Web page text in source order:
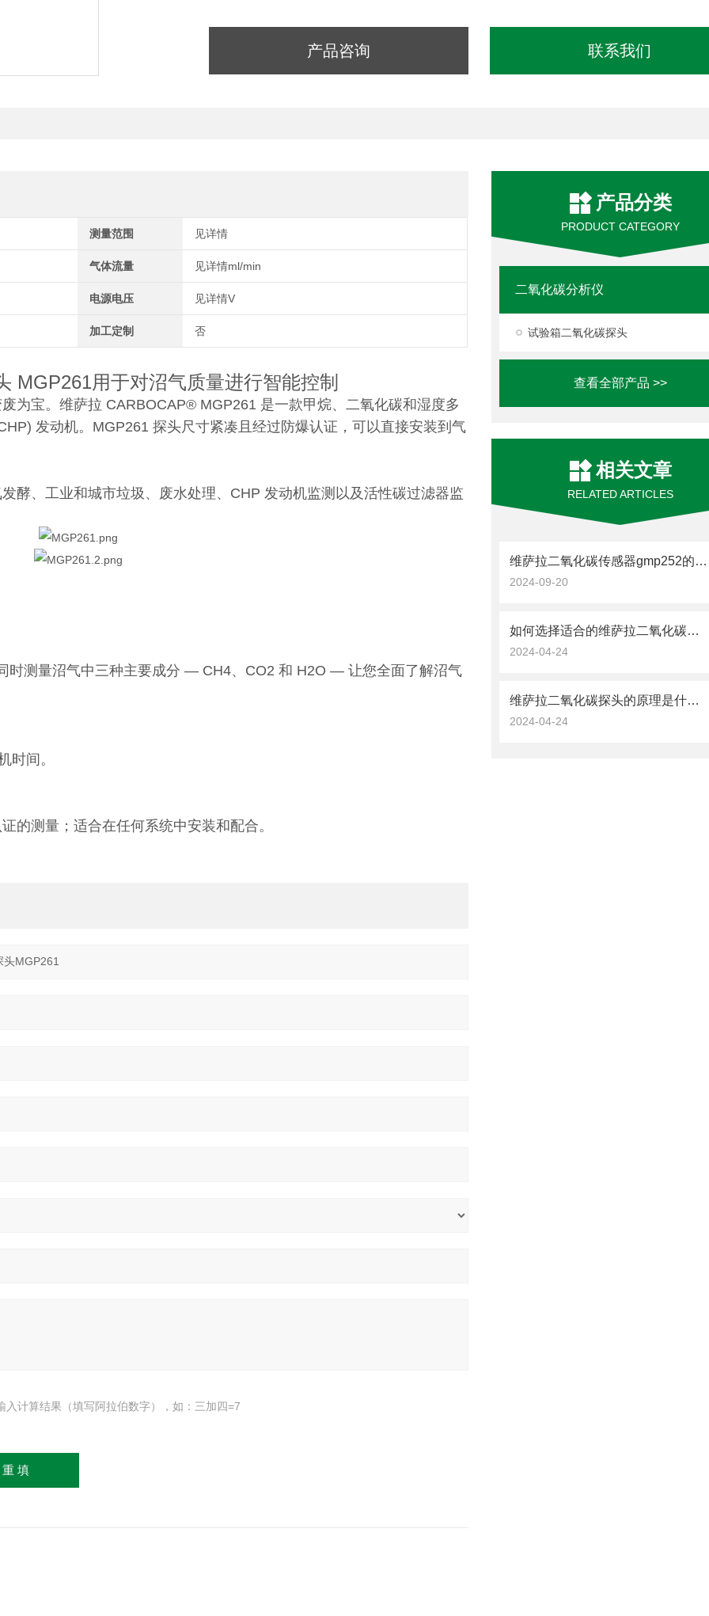
产品咨询 联系我们
产品分类
PRODUCT CATEGORY
二氧化碳分析仪
试验箱二氧化碳探头
查看全部产品 >>
相关文章
RELATED ARTICLES
维萨拉二氧化碳传感器gmp252的数据处理与分析技术
2024-09-20
如何选择适合的维萨拉二氧化碳探头？
2024-04-24
维萨拉二氧化碳探头的原理是什么？
2024-04-24
测量范围 见详情
气体流量 见详情ml/min
电源电压 见详情V
加工定制 否
MGP261用于对沼气质量进行智能控制
为宝。维萨拉 CARBOCAP® MGP261 是一款甲烷、二氧化碳和湿度多
发动机。MGP261 探头尺寸紧凑且经过防爆认证，可以直接安装到气
酵、工业和城市垃圾、废水处理、CHP 发动机监测以及活性碳过滤器监
时测量沼气中三种主要成分 — CH4、CO2 和 H2O — 让您全面了解沼气
时间。
的测量；适合在任何系统中安装和配合。
入计算结果（填写阿拉伯数字），如：三加四=7